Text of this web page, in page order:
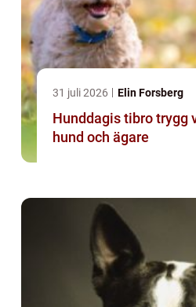
31 juli 2026 Elin Forsberg
Hunddagis tibro trygg vardag för både
hund och ägare